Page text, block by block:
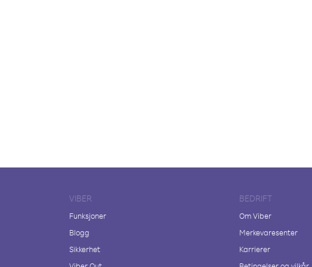
VIBER
Funksjoner
Blogg
Sikkerhet
BEDRIFT
Om Viber
Merkevaresenter
Karrierer